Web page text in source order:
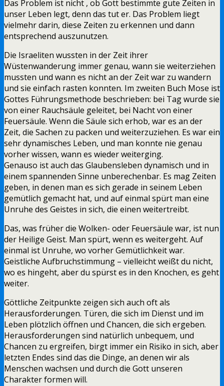
Das Problem ist nicht , ob Gott bestimmte gute Zeiten in
unser Leben legt, denn das tut er. Das Problem liegt
vielmehr darin, diese Zeiten zu erkennen und dann
entsprechend auszunutzen.
Die Israeliten wussten in der Zeit ihrer
Wüstenwanderung immer genau, wann sie weiterziehen
mussten und wann es nicht an der Zeit war zu wandern
und sie einfach rasten konnten. Im zweiten Buch Mose ist
Gottes Führungsmethode beschrieben: bei Tag wurde sie
von einer Rauchsäule geleitet, bei Nacht von einer
Feuersäule. Wenn die Säule sich erhob, war es an der
Zeit, die Sachen zu packen und weiterzuziehen. Es war ein
sehr dynamisches Leben, und man konnte nie genau
vorher wissen, wann es wieder weiterging.
Genauso ist auch das Glaubensleben dynamisch und in
einem spannenden Sinne unberechenbar. Es mag Zeiten
geben, in denen man es sich gerade in seinem Leben
gemütlich gemacht hat, und auf einmal spürt man eine
Unruhe des Geistes in sich, die einen weitertreibt.
Das, was früher die Wolken- oder Feuersäule war, ist nun
der Heilige Geist. Man spürt, wenn es weitergeht. Auf
einmal ist Unruhe, wo vorher Gemütlichkeit war.
Geistliche Aufbruchstimmung – vielleicht weißt du nicht,
wo es hingeht, aber du spürst es in den Knochen, es geht
weiter.
Göttliche Zeitpunkte zeigen sich auch oft als
Herausforderungen. Türen, die sich im Dienst und im
Leben plötzlich öffnen und Chancen, die sich ergeben.
Herausforderungen sind natürlich unbequem, und
Chancen zu ergreifen, birgt immer ein Risiko in sich, aber
letzten Endes sind das die Dinge, an denen wir als
Menschen wachsen und durch die Gott unseren
Charakter formen will.